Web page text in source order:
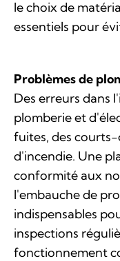
le choix de
essentiels pour
Problèmes de
Des erreurs dans
plomberie et
fuites, des courts-
d'incendie. Une
conformité aux
l'embauche de
indispensables
inspections
fonctionnement